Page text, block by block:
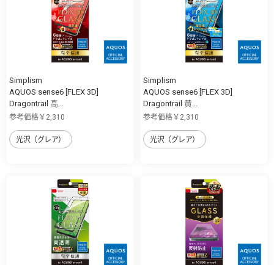
Simplism
AQUOS sense6 [FLEX 3D]
Dragontrail 高...
参考価格￥2,310
光沢（グレア）
Simplism
AQUOS sense6 [FLEX 3D]
Dragontrail 黄...
参考価格￥2,310
光沢（グレア）